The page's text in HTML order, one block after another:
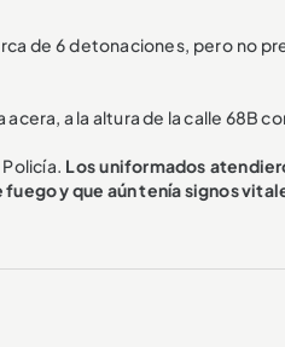
de 6 detonaciones, pero no
a la altura de la calle 68B
Los uniformados
y que aún tenía signos